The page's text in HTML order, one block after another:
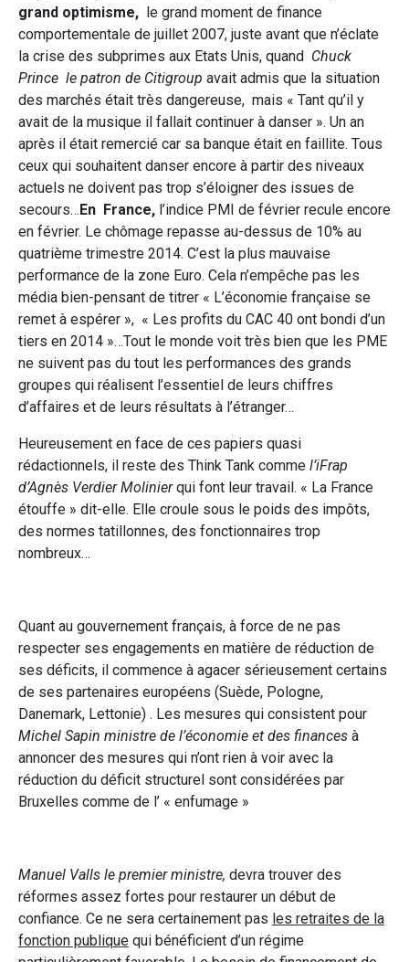
grand optimisme, le grand moment de finance
comportementale de juillet 2007, juste avant que n’éclate
la crise des subprimes aux Etats Unis, quand Chuck
Prince le patron de Citigroup avait admis que la situation
des marchés était très dangereuse, mais « Tant qu’il y
avait de la musique il fallait continuer à danser ». Un an
après il était remercié car sa banque était en faillite. Tous
ceux qui souhaitent danser encore à partir des niveaux
actuels ne doivent pas trop s’éloigner des issues de
secours…En France, l’indice PMI de février recule encore
en février. Le chômage repasse au-dessus de 10% au
quatrième trimestre 2014. C’est la plus mauvaise
performance de la zone Euro. Cela n’empêche pas les
média bien-pensant de titrer « L’économie française se
remet à espérer », « Les profits du CAC 40 ont bondi d’un
tiers en 2014 »…Tout le monde voit très bien que les PME
ne suivent pas du tout les performances des grands
groupes qui réalisent l’essentiel de leurs chiffres
d’affaires et de leurs résultats à l’étranger…
Heureusement en face de ces papiers quasi
rédactionnels, il reste des Think Tank comme l’iFrap
d’Agnès Verdier Molinierqui font leur travail. « La France
étouffe » dit-elle. Elle croule sous le poids des impôts,
des normes tatillonnes, des fonctionnaires trop
nombreux…
Quant au gouvernement français, à force de ne pas
respecter ses engagements en matière de réduction de
ses déficits, il commence à agacer sérieusement certains
de ses partenaires européens (Suède, Pologne,
Danemark, Lettonie) . Les mesures qui consistent pour
Michel Sapin ministre de l’économie et des finances à
annoncer des mesures qui n’ont rien à voir avec la
réduction du déficit structurel sont considérées par
Bruxelles comme de l’ « enfumage »
Manuel Valls le premier ministre, devra trouver des
réformes assez fortes pour restaurer un début de
confiance. Ce ne sera certainement pas les retraites de la
fonction publique qui bénéficient d’un régime